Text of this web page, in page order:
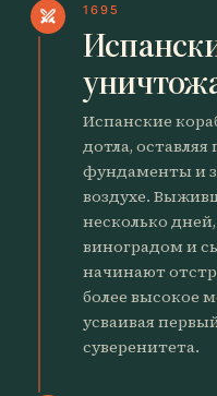
swords 1695
Испанские
дотла, оставляя
фундаменты и
воздухе.
несколько
виноградом и
начинают
более высокое
усваивая
суверенитета.